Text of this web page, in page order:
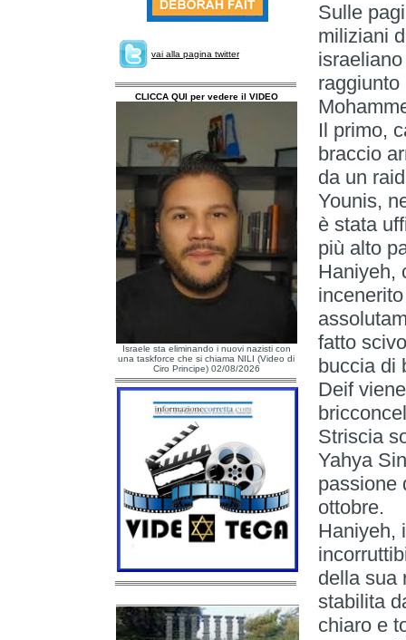
vai alla pagina twitter
CLICCA QUI per vedere il VIDEO
Israele sta eliminando i nuovi nazisti con
una taskforce che si chiama NILI (Video di
Ciro Principe) 02/08/2026
Sulle
miliziani
Il primo,
braccio
da un
Younis,
è stata
più alto
Haniyeh,
fatto
buccia di
Deif
Striscia
Yahya
passione
ottobre.
Haniyeh,
della sua
stabilita
chiaro e